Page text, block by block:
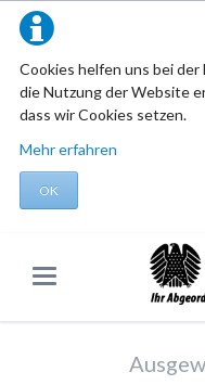
Cookies helfen uns bei
die Nutzung der Website
dass wir Cookies setzen.
Mehr erfahren
OK